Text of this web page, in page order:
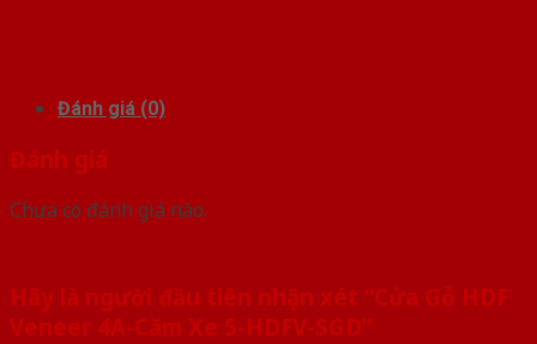
Đánh giá (0)
Đánh giá
Chưa có đánh giá nào.
Hãy là người đầu tiên nhận xét “Cửa Gỗ HDF
Veneer 4A-Căm Xe 5-HDFV-SGD”